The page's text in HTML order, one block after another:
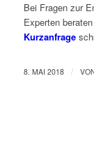
Bei Fragen zur
Experten
Kurzanfrage
8. MAI 2018 /